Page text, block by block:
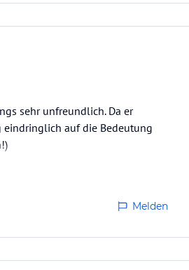
sehr unfreundlich. Da er
eindringlich auf die Bedeutung
Melden